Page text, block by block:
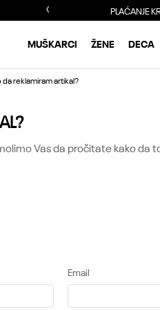
PLAĆANJE
MUŠKARCI ŽENE DECA
da reklamiram artikal?
Vas da pročitate kako da
Email
24.Jul.